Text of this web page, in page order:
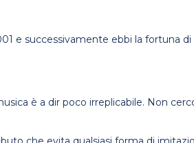
e successivamente ebbi la fortuna
è a dir poco irreplicabile. Non